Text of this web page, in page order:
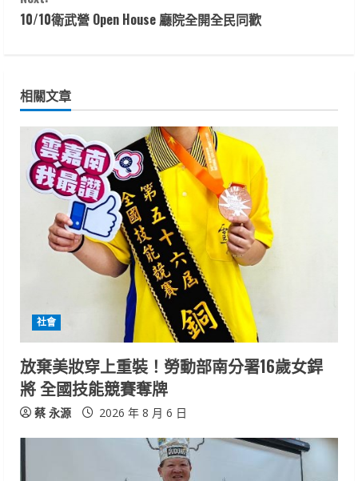
n
i
n
e
i
n
g
10/10衛武營 Open House 廳院全開全民同歡
相關文章
社會
放棄美妝穿上重裝！勞動部南分署16歲女銲
將 全國技能競賽奪牌
蔡 永源 2026 年 8 月 6 日